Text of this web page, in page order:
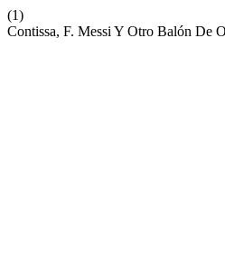
(1)
Contissa, F. Messi Y Otro Balón